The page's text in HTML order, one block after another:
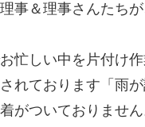
事＆理事さんたち
忙しい中を片付け
れております「雨
がついておりませ